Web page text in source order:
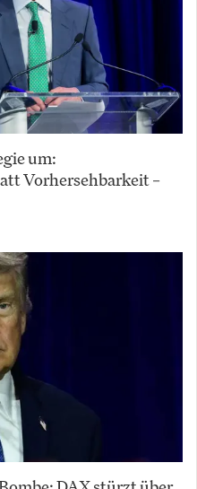
um:
Vorhersehbarkeit –